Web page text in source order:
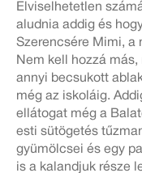
Elviselhetetlen
aludnia addig és
Szerencsére Mimi, a
Nem kell hozzá
annyi becsukott
még az iskoláig.
ellátogat még a
esti sütögetés
gyümölcsei és egy
is a kalandjuk része